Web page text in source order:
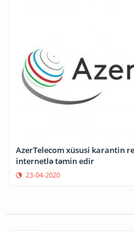
AzerTelecom xüsusi karantin
internetlə təmin edir
23-04-2020